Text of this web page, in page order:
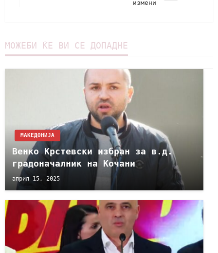
измени
МОЖЕБИ ЌЕ ВИ СЕ ДОПАДНЕ
МАКЕДОНИЈА
Венко Крстевски избран за в.д.
градоначалник на Кочани
април 15, 2025